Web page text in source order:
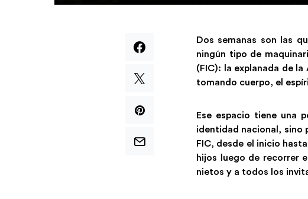
Dos semanas son las
ningún tipo de
(FIC): la explanada de
tomando cuerpo, el
Ese espacio tiene una
identidad nacional, sino
FIC, desde el inicio
hijos luego de recorrer
nietos y a todos los